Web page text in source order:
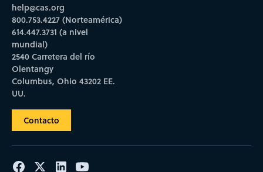
help@cas.org
800.753.4227 (Norteamérica)
614.447.3731 (a nivel
mundial)
2540 Carretera del río
Olentangy
Columbus, Ohio 43202 EE.
UU.
Contacto